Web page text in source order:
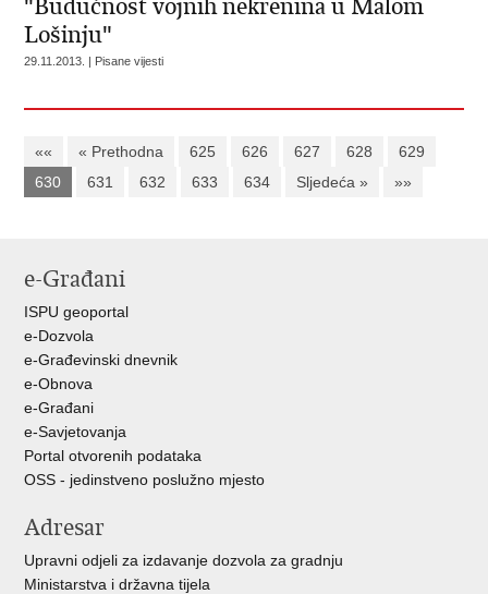
"Budućnost vojnih nekrenina u Malom
Lošinju"
29.11.2013. | Pisane vijesti
«« « Prethodna 625 626 627 628
629
630
631 632 633 634 Sljedeća » »»
e-Građani
ISPU geoportal
e-Dozvola
e-Građevinski dnevnik
e-Obnova
e-Građani
e-Savjetovanja
Portal otvorenih podataka
OSS - jedinstveno poslužno mjesto
Adresar
Upravni odjeli za izdavanje dozvola za gradnju
Ministarstva i državna tijela